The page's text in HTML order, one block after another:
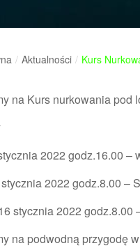
/ Aktualności / Kurs
na Kurs nurkowania pod
2022 godz.16.00 –
2022 godz.8.00 –
stycznia 2022
na podwodną przygodę